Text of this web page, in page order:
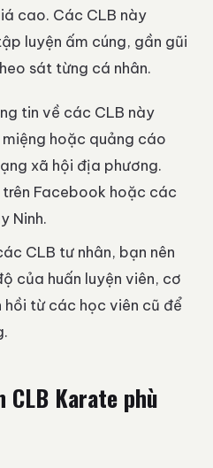
cao. Các CLB này
luyện ấm cúng, gần gũi
sát từng cá nhân.
tin về các CLB này
hoặc quảng cáo
xã hội địa phương.
Facebook hoặc các
Ninh.
CLB tư nhân, bạn nên
của huấn luyện viên, cơ
từ các học viên cũ để
CLB Karate phù